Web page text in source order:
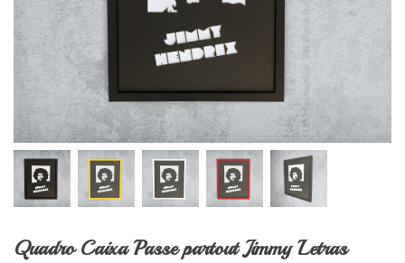
Quadro Caixa Passe partout Jimmy Letras